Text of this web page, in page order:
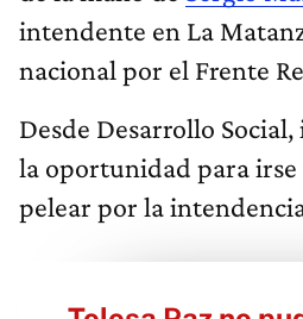
intendente en La
nacional por el Frente
Desde Desarrollo
la oportunidad para
pelear por la